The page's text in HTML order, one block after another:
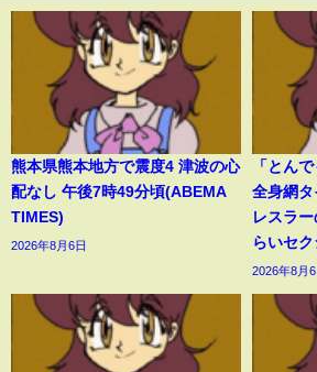
熊本県熊本地方で震度4 津波の心
配なし 午後7時49分頃(ABEMA
TIMES)
2026年8月6日
「とん
全身網
レスラ
らいセ
2026年8月6